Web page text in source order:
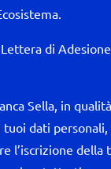
Lettera di
Sella, in
dati personali,
l’iscrizione della